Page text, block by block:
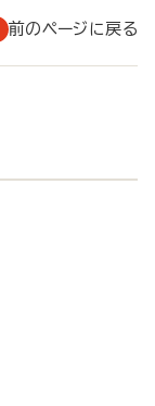
前のページに戻る